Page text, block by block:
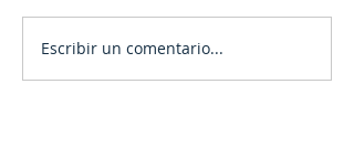
Escribir un comentario...